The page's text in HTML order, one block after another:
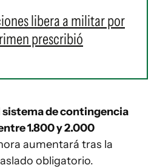
libera a militar por
prescribió
sistema de contingencia
1.800 y 2.000
aumentará tras la
obligatorio.